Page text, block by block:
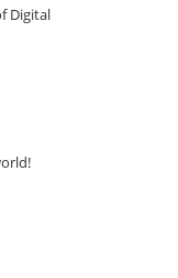
Digital